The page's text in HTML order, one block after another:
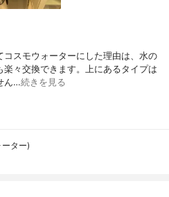
スモウォーターにした理由は、水の
々交換できます。上にあるタイプは
ん…続きを見る
ター)